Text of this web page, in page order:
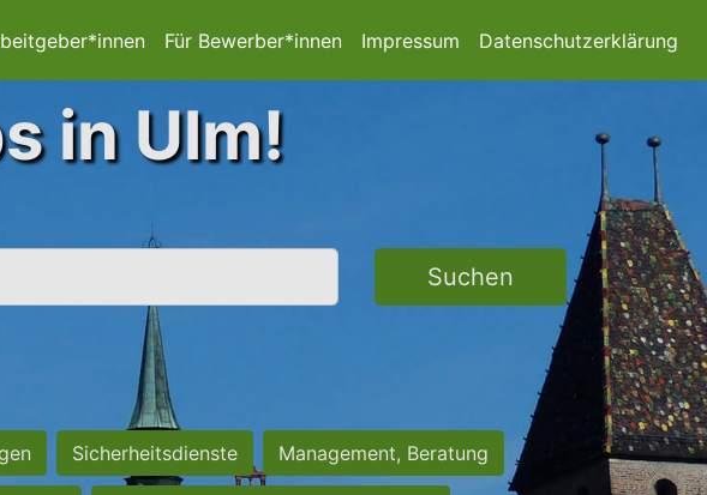
Für Bewerber*innen Impressum Datenschutzerklärung
in Ulm!
Suchen
Sicherheitsdienste Management, Beratung